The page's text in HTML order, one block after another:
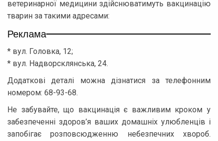
ветеринарної медицини здійснюватимуть вакцинацію
тварин за такими адресами:
Реклама
* вул. Головка, 12;
* вул. Надворсклянська, 24.
Додаткові деталі можна дізнатися за телефонним
номером: 68-93-68.
Не забувайте, що вакцинація є важливим кроком у
забезпеченні здоров’я ваших домашніх улюбленців і
запобігає розповсюдженню небезпечних хвороб.